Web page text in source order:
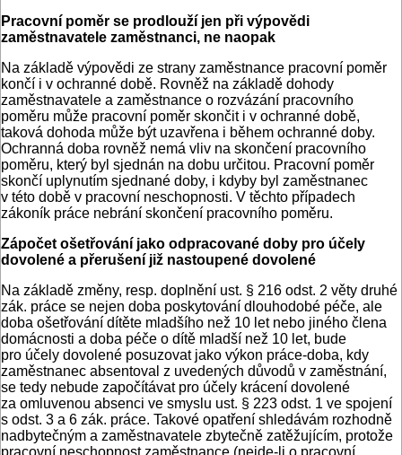
Pracovní poměr se prodlouží jen při výpovědi
zaměstnavatele zaměstnanci, ne naopak
Na základě výpovědi ze strany zaměstnance pracovní poměr
končí i v ochranné době. Rovněž na základě dohody
zaměstnavatele a zaměstnance o rozvázání pracovního
poměru může pracovní poměr skončit i v ochranné době,
taková dohoda může být uzavřena i během ochranné doby.
Ochranná doba rovněž nemá vliv na skončení pracovního
poměru, který byl sjednán na dobu určitou. Pracovní poměr
skončí uplynutím sjednané doby, i kdyby byl zaměstnanec
v této době v pracovní neschopnosti. V těchto případech
zákoník práce nebrání skončení pracovního poměru.
Zápočet ošetřování jako odpracované doby pro účely
dovolené a přerušení již nastoupené dovolené
Na základě změny, resp. doplnění ust. § 216 odst. 2 věty druhé
zák. práce se nejen doba poskytování dlouhodobé péče, ale
doba ošetřování dítěte mladšího než 10 let nebo jiného člena
domácnosti a doba péče o dítě mladší než 10 let, bude
pro účely dovolené posuzovat jako výkon práce-doba, kdy
zaměstnanec absentoval z uvedených důvodů v zaměstnání,
se tedy nebude započítávat pro účely krácení dovolené
za omluvenou absenci ve smyslu ust. § 223 odst. 1 ve spojení
s odst. 3 a 6 zák. práce. Takové opatření shledávám rozhodně
nadbytečným a zaměstnavatele zbytečně zatěžujícím, protože
pracovní neschopnost zaměstnance (nejde-li o pracovní